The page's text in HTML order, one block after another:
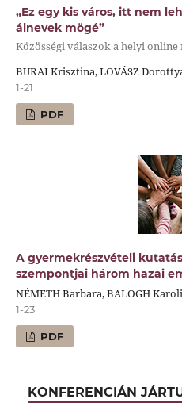
„Ez egy kis város, itt nem
álnevek mögé”
Közösségi válaszok a helyi
BURAI Krisztina, LOVÁSZ
1-21
PDF
A gyermekrészvételi
szempontjai három hazai
NÉMETH Barbara, BALOGH
1-23
PDF
KONFERENCIÁN